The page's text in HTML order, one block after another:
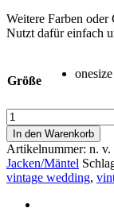
Weitere Farben oder
Nutzt dafür einfach
Größe
onesize
Cape
»Deauville
Bride«
Menge
In den Warenkorb
Artikelnummer: n. v.
Jacken/Mäntel
vintage wedding,